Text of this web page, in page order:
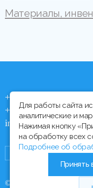
Материалы,
+375 (44) 704 92 06
+375 (17) 373 21 33
info@ipmtorgi.by
© Все права защищены,
Для работы сайта
аналитические и
Нажимая кнопку
на обработку всех
Подробнее об
Принять